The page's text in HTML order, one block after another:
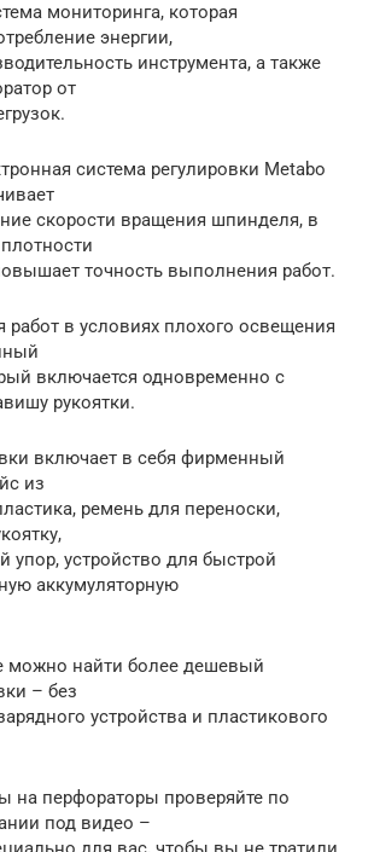
мониторинга, которая
энергии,
инструмента, а также
от
система регулировки Metabo
скорости вращения шпинделя, в
точность выполнения работ.
в условиях плохого освещения
включается одновременно с
рукоятки.
включает в себя фирменный
из
ремень для переноски,
упор, устройство для быстрой
аккумуляторную
можно найти более дешевый
– без
устройства и пластикового
на перфораторы проверяйте по
под видео –